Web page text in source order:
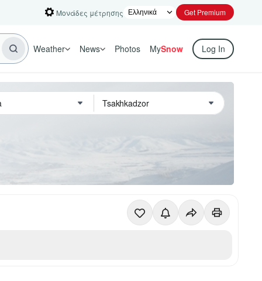
Μονάδες μέτρησης Get Premium
Weather News Photos MySnow Log In